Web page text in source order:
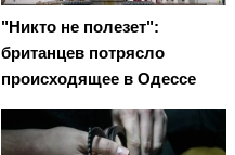
"Никто не полезет":
британцев потрясло
происходящее в Одессе